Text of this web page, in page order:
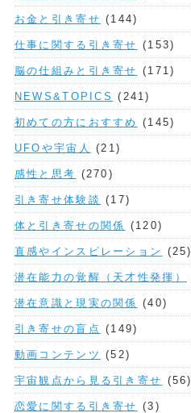
お金と引き寄せ (144)
仕事に関する引き寄せ (153)
脳の仕組みと引き寄せ (171)
NEWS&TOPICS (241)
初めての方におすすめ (145)
UFOや宇宙人 (21)
感性と思考 (270)
引き寄せ体験談 (17)
体と引き寄せの関係 (120)
直感やインスピレーション (25)
潜在能力の覚醒（天才性発揮）
潜在意識と現実の関係 (40)
引き寄せの盲点 (149)
動画コンテンツ (52)
宇宙観点から見る引き寄せ (56)
恋愛に関する引き寄せ (3)